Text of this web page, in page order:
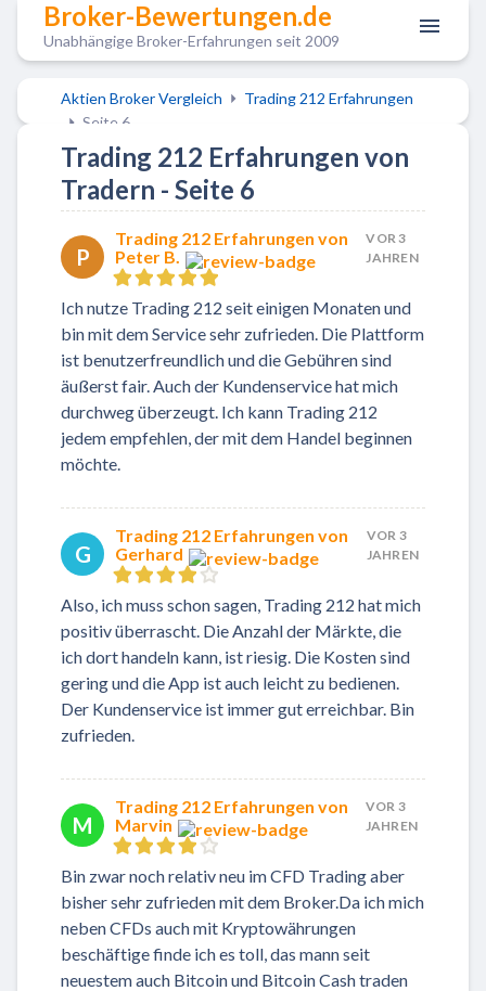
Broker-Bewertungen.de
Unabhängige Broker-Erfahrungen seit 2009
Aktien Broker Vergleich
Trading 212 Erfahrungen
Seite 6
Trading 212 Erfahrungen von
Tradern - Seite 6
P
Trading 212 Erfahrungen von
Peter B.
VOR 3
JAHREN
Ich nutze Trading 212 seit einigen Monaten und
bin mit dem Service sehr zufrieden. Die Plattform
ist benutzerfreundlich und die Gebühren sind
äußerst fair. Auch der Kundenservice hat mich
durchweg überzeugt. Ich kann Trading 212
jedem empfehlen, der mit dem Handel beginnen
möchte.
G
Trading 212 Erfahrungen von
Gerhard
VOR 3
JAHREN
Also, ich muss schon sagen, Trading 212 hat mich
positiv überrascht. Die Anzahl der Märkte, die
ich dort handeln kann, ist riesig. Die Kosten sind
gering und die App ist auch leicht zu bedienen.
Der Kundenservice ist immer gut erreichbar. Bin
zufrieden.
M
Trading 212 Erfahrungen von
Marvin
VOR 3
JAHREN
Bin zwar noch relativ neu im CFD Trading aber
bisher sehr zufrieden mit dem Broker.Da ich mich
neben CFDs auch mit Kryptowährungen
beschäftige finde ich es toll, das mann seit
neuestem auch Bitcoin und Bitcoin Cash traden